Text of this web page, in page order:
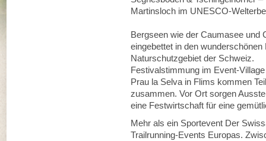
Martinsloch im UNESCO-
Bergseen wie der Caumasee und
eingebettet in den
Naturschutzgebiet der Schweiz.
Festivalstimmung im Event-
Prau la Selva in Flims kommen
zusammen. Vor Ort sorgen
eine Festwirtschaft für eine
Mehr als ein Sportevent Der
Trailrunning-Events Europas.